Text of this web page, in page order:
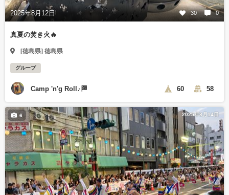
2025年8月12日 30 0
真夏の焚き火🔥
[徳島県] 徳島県
グループ
Camp 'n'g Roll♪🏁 60 58
2025年8月14日
6